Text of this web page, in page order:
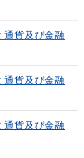
貨及び金融
貨及び金融
貨及び金融